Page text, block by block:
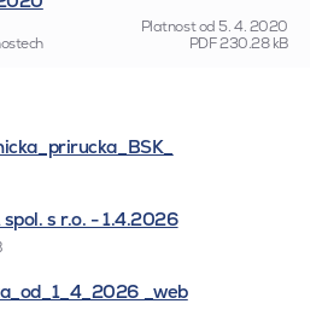
Platnost od 5. 4. 2020
PDF230.28 kB
spol. s r.o. - 1.4.2026
_web